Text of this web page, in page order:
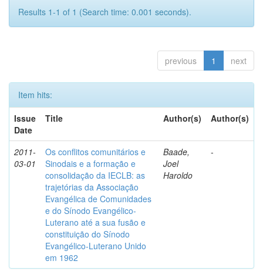
Results 1-1 of 1 (Search time: 0.001 seconds).
previous 1 next
Item hits:
Issue
Date
Title Author(s) Author(s)
2011-
03-01
Os conflitos comunitários e
Sinodais e a formação e
consolidação da IECLB: as
trajetórias da Associação
Evangélica de Comunidades
e do Sínodo Evangélico-
Luterano até a sua fusão e
constituição do Sínodo
Evangélico-Luterano Unido
em 1962
Baade,
Joel
Haroldo
-